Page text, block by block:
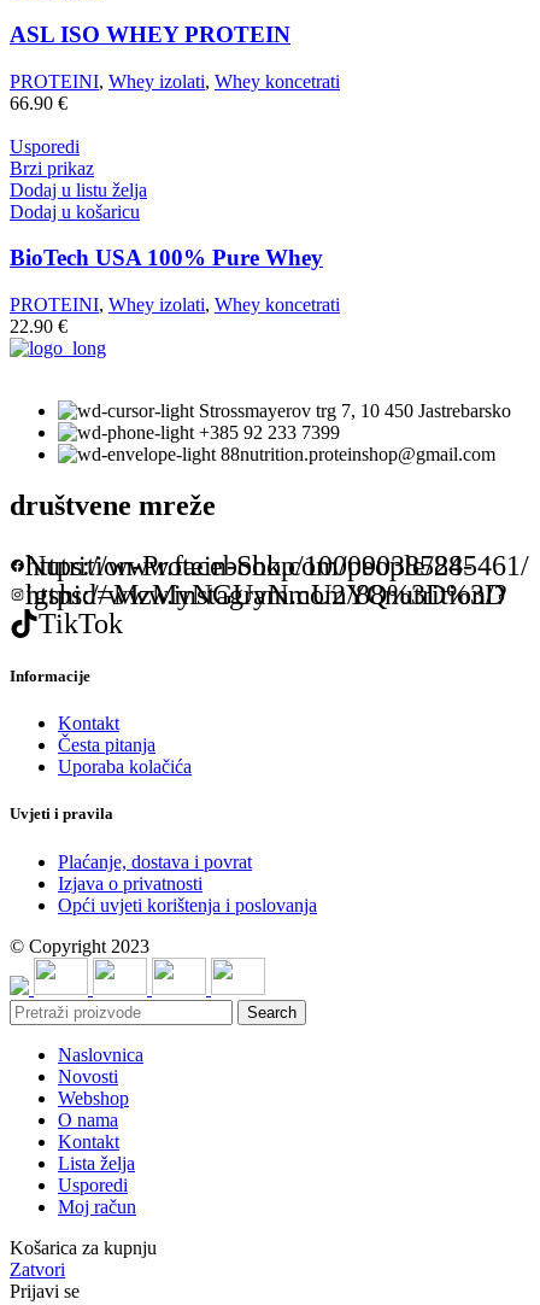
ASL ISO WHEY PROTEIN
PROTEINI, Whey izolati, Whey koncetrati
66.90 €
Usporedi
Brzi prikaz
Dodaj u listu želja
Dodaj u košaricu
BioTech USA 100% Pure Whey
PROTEINI, Whey izolati, Whey koncetrati
22.90 €
Strossmayerov trg 7, 10 450 Jastrebarsko
+385 92 233 7399
88nutrition.proteinshop@gmail.com
društvene mreže
https://www.facebook.com/people/88-Nutrition-Protein-Shop/100090385245461/
https://www.instagram.com/88nutrition/?igshid=MzMyNGUyNmU2YQ%3D%3D
TikTok
Informacije
Kontakt
Česta pitanja
Uporaba kolačića
Uvjeti i pravila
Plaćanje, dostava i povrat
Izjava o privatnosti
Opći uvjeti korištenja i poslovanja
© Copyright 2023
Search
Naslovnica
Novosti
Webshop
O nama
Kontakt
Lista želja
Usporedi
Moj račun
Košarica za kupnju
Zatvori
Prijavi se